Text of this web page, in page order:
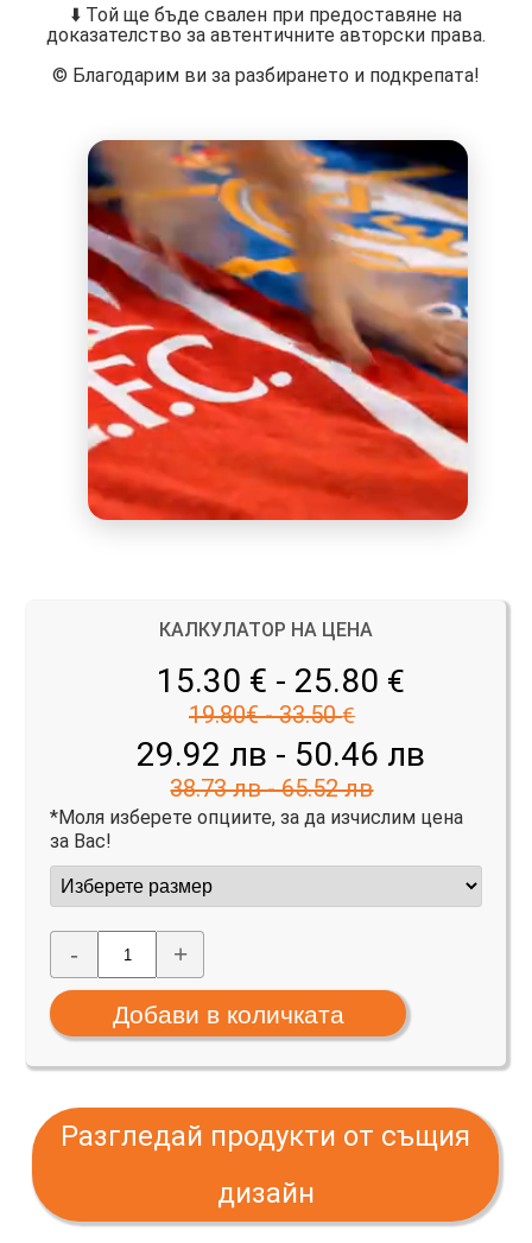
⬇️ Той ще бъде свален при предоставяне на
доказателство за автентичните авторски права.
©️ Благодарим ви за разбирането и подкрепата!
КАЛКУЛАТОР НА ЦЕНА
15.30 € - 25.80 €
19.80€ - 33.50 €
29.92 лв - 50.46 лв
38.73 лв - 65.52 лв
*Моля изберете опциите, за да изчислим цена
за Вас!
- +
Разгледай продукти от същия
дизайн